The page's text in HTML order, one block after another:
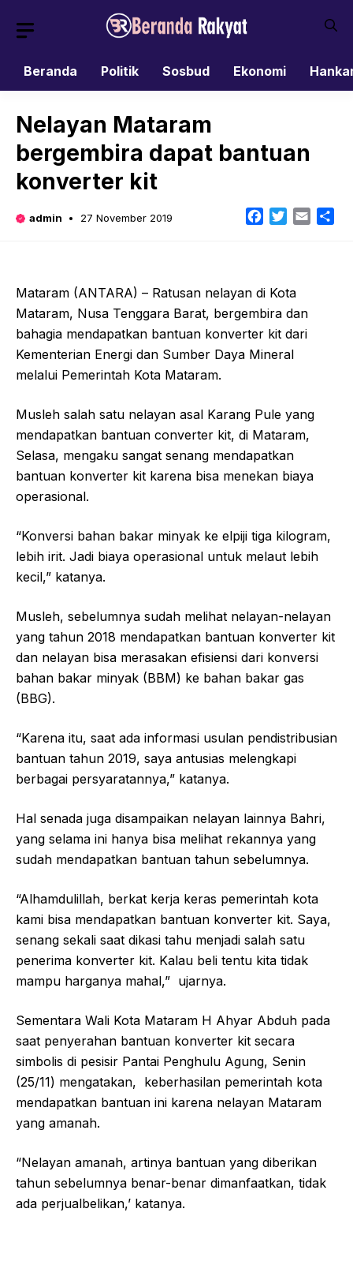
Beranda
Politik Sosbud Ekonomi
Nelayan Mataram
bergembira dapat bantuan
konverter kit
admin 27 November 2019 Facebook
TwitterEmail
Mataram (ANTARA) – Ratusan nelayan di Kota
Mataram, Nusa Tenggara Barat, bergembira dan
bahagia mendapatkan bantuan konverter kit dari
Kementerian Energi dan Sumber Daya Mineral
melalui Pemerintah Kota Mataram.
Musleh salah satu nelayan asal Karang Pule yang
mendapatkan bantuan converter kit, di Mataram,
Selasa, mengaku sangat senang mendapatkan
bantuan konverter kit karena bisa menekan biaya
operasional.
“Konversi bahan bakar minyak ke elpiji tiga kilogram,
lebih irit. Jadi biaya operasional untuk melaut lebih
kecil,” katanya.
Musleh, sebelumnya sudah melihat nelayan-nelayan
yang tahun 2018 mendapatkan bantuan konverter kit
dan nelayan bisa merasakan efisiensi dari konversi
bahan bakar minyak (BBM) ke bahan bakar gas
(BBG).
“Karena itu, saat ada informasi usulan pendistribusian
bantuan tahun 2019, saya antusias melengkapi
berbagai persyaratannya,” katanya.
Hal senada juga disampaikan nelayan lainnya Bahri,
yang selama ini hanya bisa melihat rekannya yang
sudah mendapatkan bantuan tahun sebelumnya.
“Alhamdulillah, berkat kerja keras pemerintah kota
kami bisa mendapatkan bantuan konverter kit. Saya,
senang sekali saat dikasi tahu menjadi salah satu
penerima konverter kit. Kalau beli tentu kita tidak
mampu harganya mahal,” ujarnya.
Sementara Wali Kota Mataram H Ahyar Abduh pada
saat penyerahan bantuan konverter kit secara
simbolis di pesisir Pantai Penghulu Agung, Senin
(25/11) mengatakan, keberhasilan pemerintah kota
mendapatkan bantuan ini karena nelayan Mataram
yang amanah.
“Nelayan amanah, artinya bantuan yang diberikan
tahun sebelumnya benar-benar dimanfaatkan, tidak
ada perjualbelikan,’ katanya.